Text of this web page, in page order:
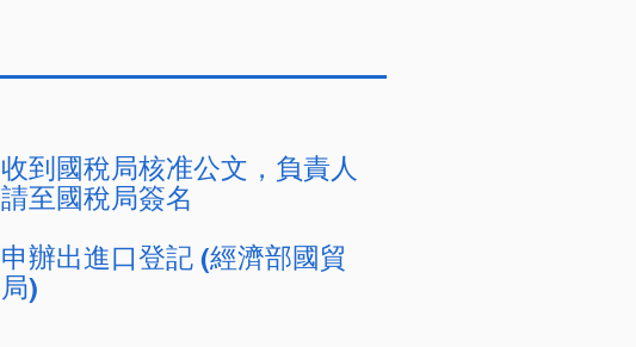
收到國稅局核准公文，負責人
請至國稅局簽名
申辦出進口登記 (經濟部國貿
局)